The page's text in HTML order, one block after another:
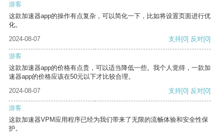
游客
这款加速器app的操作有点复杂，可以简化一下，比如将设置页面进行优
化。
2024-08-07
支持[0] 反对[0]
游客
这款加速器app的价格有点贵，可以适当降低一些。我个人觉得，一款加
速器app的价格应该在50元以下才比较合理。
2024-08-07
支持[0] 反对[0]
游客
这款加速器VPM应用程序已经为我们带来了无限的流畅体验和安全性保
护。